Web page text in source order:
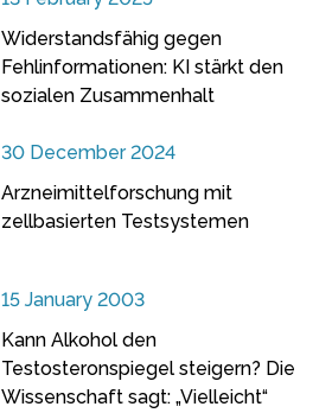
Widerstandsfähig gegen
Fehlinformationen: KI stärkt den
sozialen Zusammenhalt
30 December 2024
Arzneimittelforschung mit
zellbasierten Testsystemen
15 January 2003
Kann Alkohol den
Testosteronspiegel steigern? Die
Wissenschaft sagt: „Vielleicht“